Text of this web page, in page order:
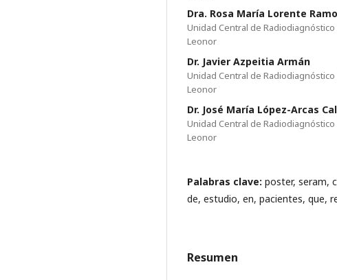
Dra. Rosa María Lorente
Unidad Central de
Leonor
Dr. Javier Azpeitia Armán
Unidad Central de
Leonor
Dr. José María López-Arcas
Unidad Central de
Leonor
Palabras clave: poster, seram,
de, estudio, en, pacientes, que,
Resumen